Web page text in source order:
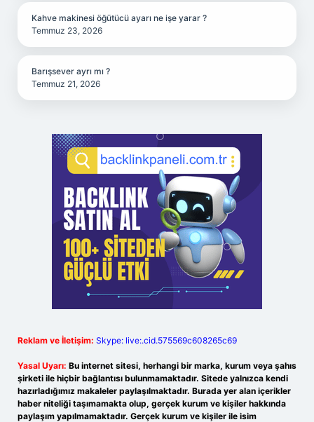
Kahve makinesi öğütücü ayarı ne işe yarar ?
Temmuz 23, 2026
Barışsever ayrı mı ?
Temmuz 21, 2026
Reklam ve İletişim: Skype: live:.cid.575569c608265c69
Yasal Uyarı: Bu internet sitesi, herhangi bir marka, kurum veya şahıs
şirketi ile hiçbir bağlantısı bulunmamaktadır. Sitede yalnızca kendi
hazırladığımız makaleler paylaşılmaktadır. Burada yer alan içerikler
haber niteliği taşımamakta olup, gerçek kurum ve kişiler hakkında
paylaşım yapılmamaktadır. Gerçek kurum ve kişiler ile isim